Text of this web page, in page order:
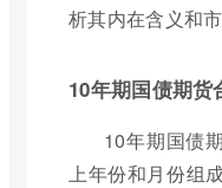
析其内在含义和市
10年期国债期
10年期国债
上年份和月份组